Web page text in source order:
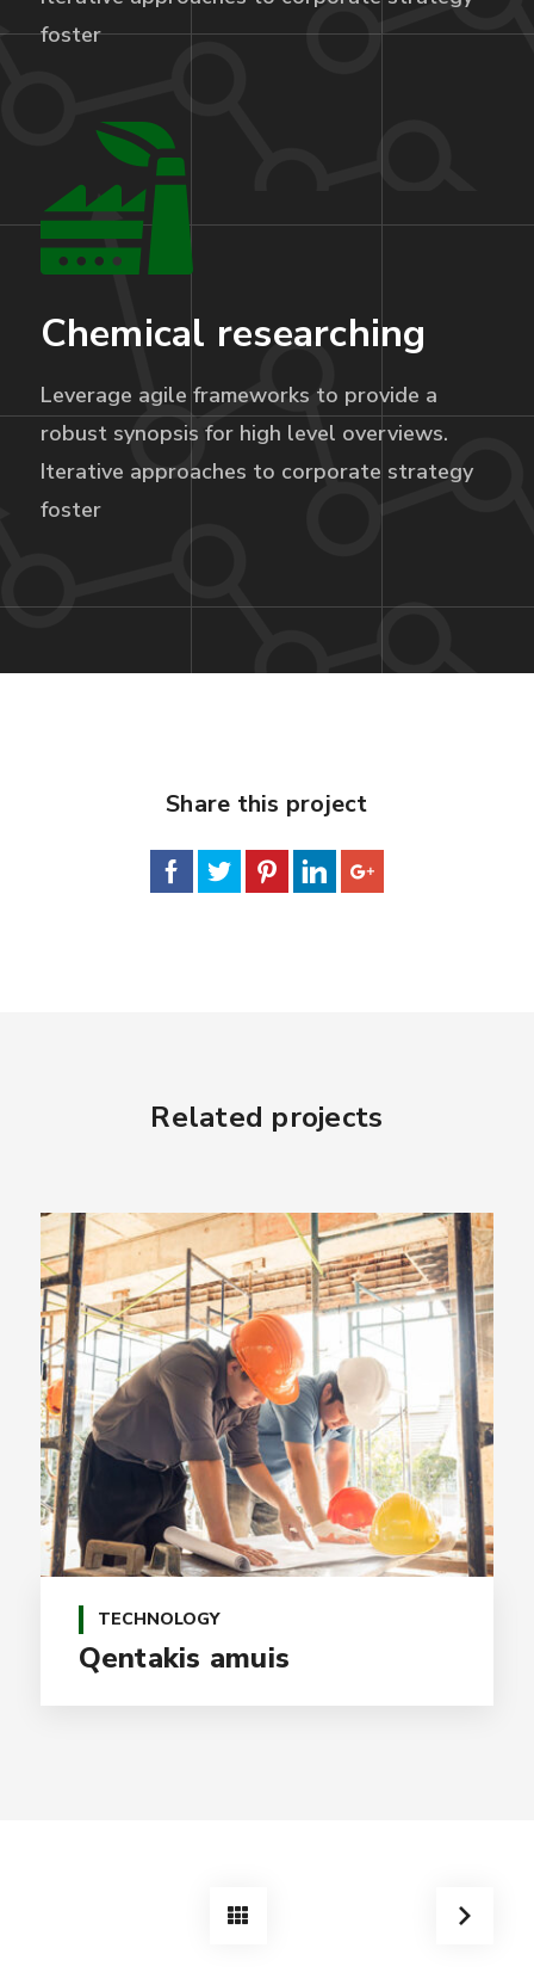
foster
Chemical researching
Leverage agile frameworks to provide a
robust synopsis for high level overviews.
Iterative approaches to corporate strategy
foster
Share this project
Related projects
TECHNOLOGY
Qentakis amuis